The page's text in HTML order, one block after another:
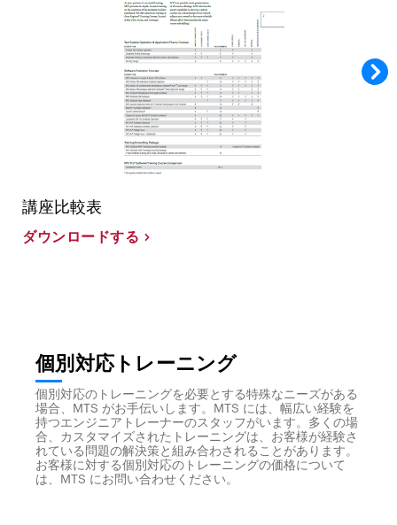
講座比較表
ダウンロードする
個別対応トレーニング
個別対応のトレーニングを必要とする特殊なニーズがある
場合、MTS がお手伝いします。MTS には、幅広い経験を
持つエンジニアトレーナーのスタッフがいます。多くの場
合、カスタマイズされたトレーニングは、お客様が経験さ
れている問題の解決策と組み合わされることがあります。
お客様に対する個別対応のトレーニングの価格について
は、MTS にお問い合わせください。